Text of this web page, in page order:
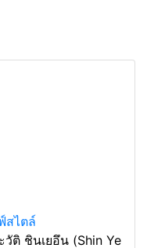
สไตล์
วัติ ชินเยอึน (Shin Ye